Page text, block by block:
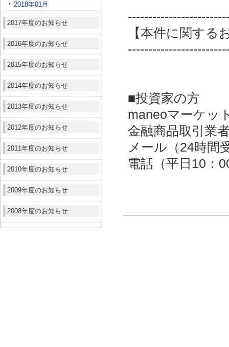
2018年01月
2017年度のお知らせ
2016年度のお知らせ
2015年度のお知らせ
2014年度のお知らせ
2013年度のお知らせ
2012年度のお知らせ
2011年度のお知らせ
2010年度のお知らせ
2009年度のお知らせ
2008年度のお知らせ
【本件に関する
■投資家の方
maneoマーケッ
金融商品取引業
メール（24時間
電話（平日10：